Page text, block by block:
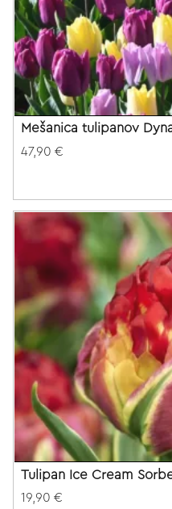
Mešanica tulipanov
47,90 €
Tulipan Ice Cream
19,90 €